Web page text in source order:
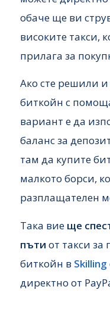
обаче ще ви
високите такси,
прилага за
Ако сте решили и
биткойн с
вариант е да
баланс за
там да купите
малкото борси,
разплащателен
Така вие ще
пъти от такси
биткойн в Skilling
директно от